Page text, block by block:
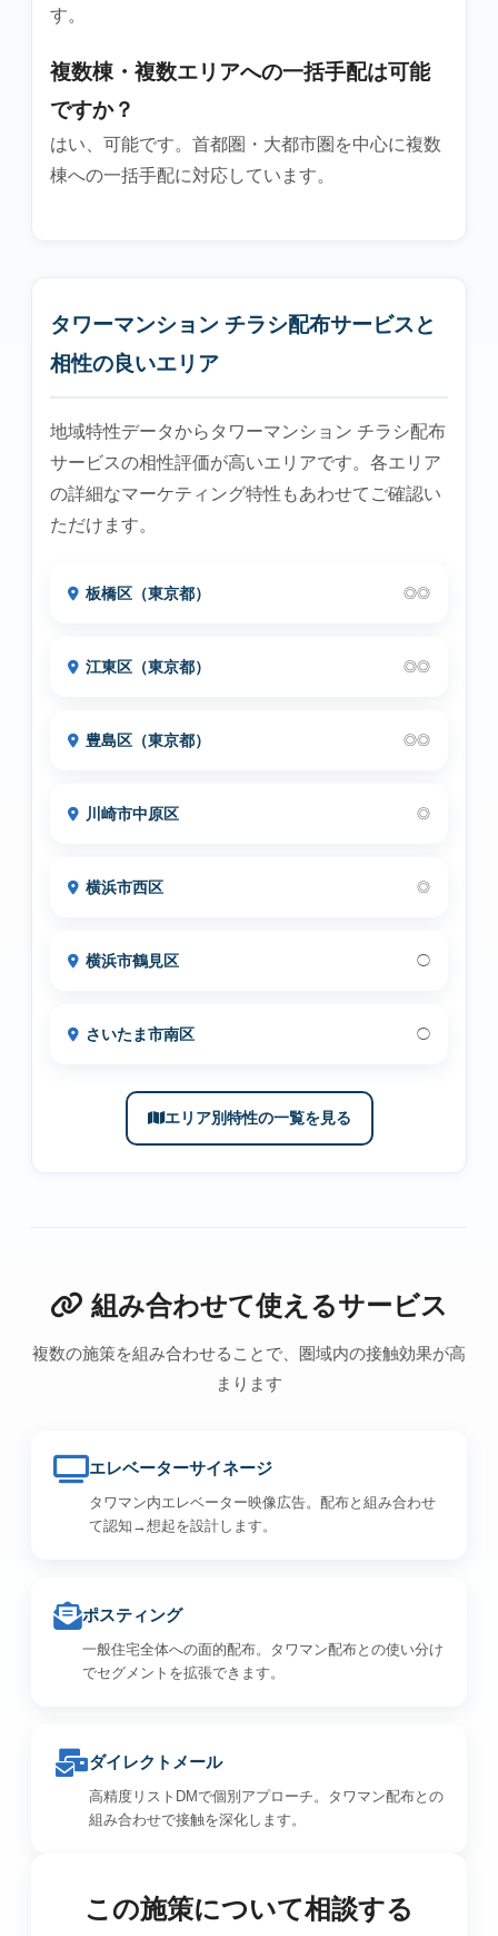
す。
複数棟・複数エリアへの一括手配は可能
ですか？
はい、可能です。首都圏・大都市圏を中心に複数
棟への一括手配に対応しています。
タワーマンション チラシ配布サービスと
相性の良いエリア
地域特性データからタワーマンション チラシ配布
サービスの相性評価が高いエリアです。各エリア
の詳細なマーケティング特性もあわせてご確認い
ただけます。
板橋区（東京都） ◎◎
江東区（東京都） ◎◎
豊島区（東京都） ◎◎
川崎市中原区 ◎
横浜市西区 ◎
横浜市鶴見区 ◯
さいたま市南区 ◯
エリア別特性の一覧を見る
組み合わせて使えるサービス
複数の施策を組み合わせることで、圏域内の接触効果が高
まります
エレベーターサイネージ
タワマン内エレベーター映像広告。配布と組み合わせ
て認知→想起を設計します。
ポスティング
一般住宅全体への面的配布。タワマン配布との使い分け
でセグメントを拡張できます。
ダイレクトメール
高精度リストDMで個別アプローチ。タワマン配布との
組み合わせで接触を深化します。
この施策について相談する